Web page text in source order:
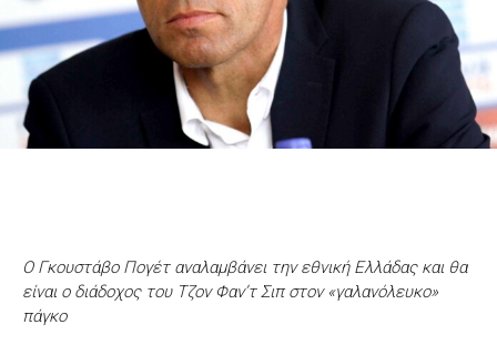
Ο Γκουστάβο Πογέτ αναλαμβάνει την εθνική Ελλάδας και θα
είναι ο διάδοχος του Τζον Φαν’τ Σιπ στον «γαλανόλευκο»
πάγκο